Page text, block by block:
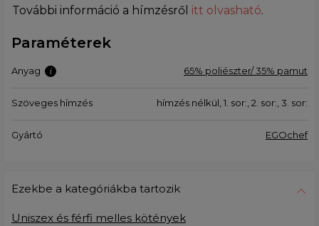
További információ a hímzésről itt olvasható.
Paraméterek
Anyag 65% poliészter/ 35% pamut
Szöveges hímzés hímzés nélkül, 1. sor:, 2. sor:, 3. sor:
Gyártó EGOchef
Ezekbe a kategóriákba tartozik
Uniszex és férfi melles kötények